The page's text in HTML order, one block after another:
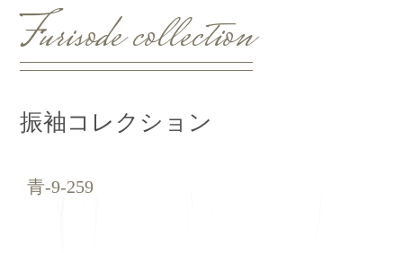
Furisode collection
振袖コレクション
青-9-259